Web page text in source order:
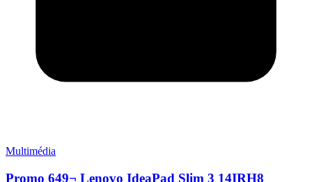
Multimédia
Promo 649¬ Lenovo IdeaPad Slim 3 14IRH8